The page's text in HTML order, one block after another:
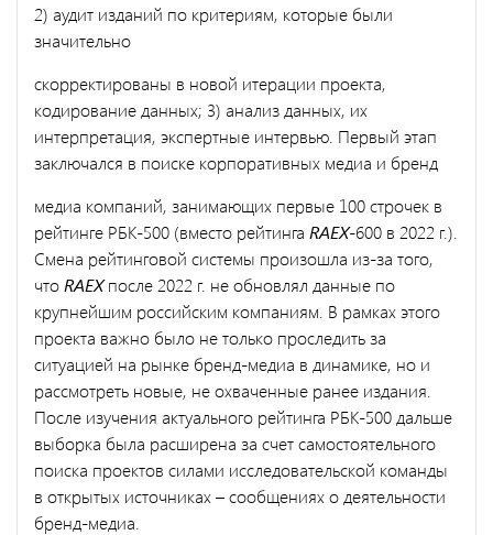
2) аудит изданий по критериям, которые были
значительно
скорректированы в новой итерации проекта,
кодирование данных; 3) анализ данных, их
интерпретация, экспертные интервью. Первый этап
заключался в поиске корпоративных медиа и бренд
медиа компаний, занимающих первые 100 строчек в
рейтинге РБК-500 (вместо рейтинга RAEX-600 в 2022 г.).
Смена рейтинговой системы произошла из-за того,
чтоRAEXпосле 2022 г. не обновлял данные по
крупнейшим российским компаниям. В рамках этого
проекта важно было не только проследить за
ситуацией на рынке бренд-медиа в динамике, но и
рассмотреть новые, не охваченные ранее издания.
После изучения актуального рейтинга РБК-500 дальше
выборка была расширена за счет самостоятельного
поиска проектов силами исследовательской команды
в открытых источниках – сообщениях о деятельности
бренд-медиа.